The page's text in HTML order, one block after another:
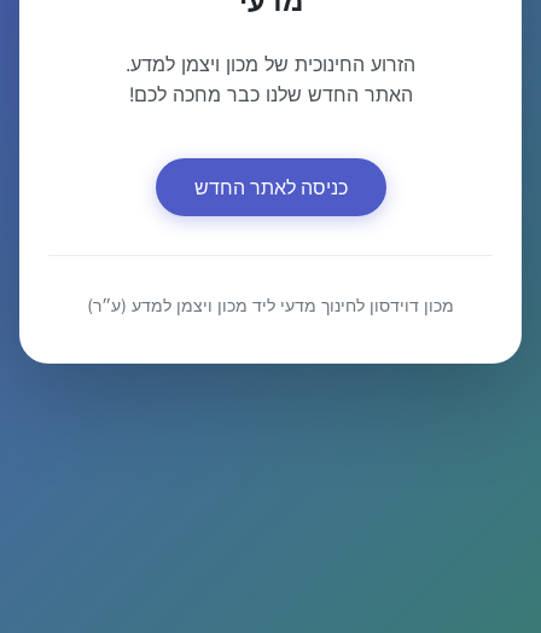
הזרוע החינוכית של מכון ויצמן למדע.
האתר החדש שלנו כבר מחכה לכם!
כניסה לאתר החדש
מכון דוידסון לחינוך מדעי ליד מכון ויצמן למדע (ע״ר)